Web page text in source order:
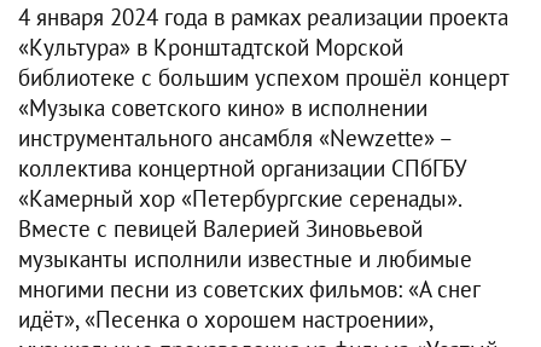
4 января 2024 года в рамках реализации проекта
«Культура» в Кронштадтской Морской
библиотеке с большим успехом прошёл концерт
«Музыка советского кино» в исполнении
инструментального ансамбля «Newzette» –
коллектива концертной организации СПбГБУ
«Камерный хор «Петербургские серенады».
Вместе с певицей Валерией Зиновьевой
музыканты исполнили известные и любимые
многими песни из советских фильмов: «А снег
идёт», «Песенка о хорошем настроении»,